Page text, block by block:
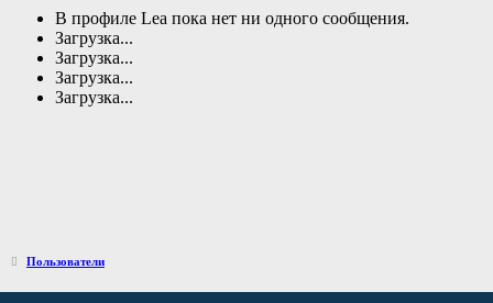
В профиле Lea пока нет ни одного сообщения.
Загрузка...
Загрузка...
Загрузка...
Загрузка...
Пользователи